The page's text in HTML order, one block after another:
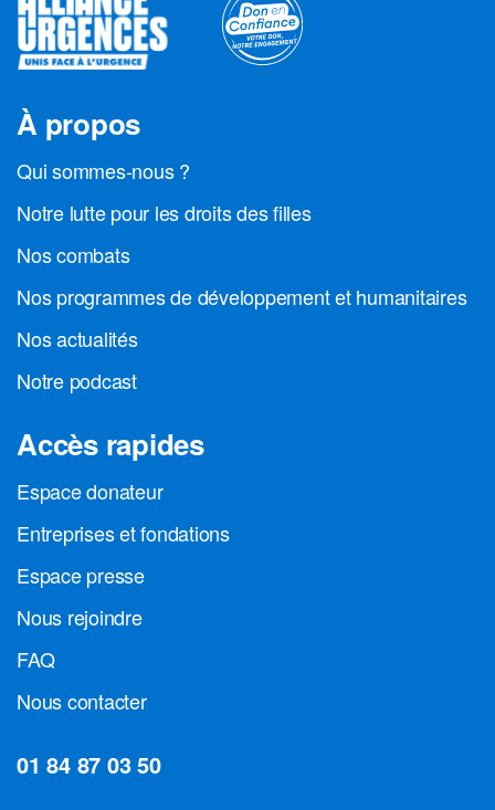
À propos
Qui sommes-nous ?
Notre lutte pour les droits des filles
Nos combats
Nos programmes de développement et humanitaires
Nos actualités
Notre podcast
Accès rapides
Espace donateur
Entreprises et fondations
Espace presse
Nous rejoindre
FAQ
Nous contacter
01 84 87 03 50